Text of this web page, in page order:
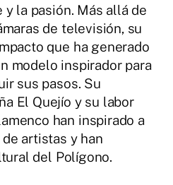
la pasión. Más allá de
de televisión, su
que ha generado
modelo inspirador para
sus pasos. Su
El Quejío y su labor
han inspirado a
artistas y han
del Polígono.